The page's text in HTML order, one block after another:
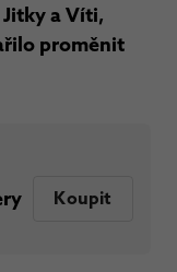
a Víti,
proměnit
Koupit